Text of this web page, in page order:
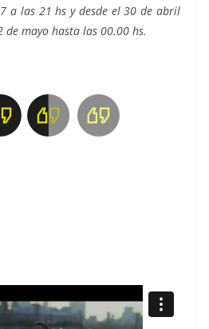
a las 21 hs y desde el 30 de abril
mayo hasta las 00.00 hs.